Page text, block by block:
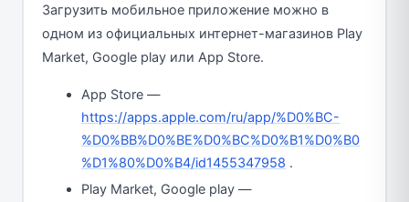
Загрузить мобильное приложение можно в
одном из официальных интернет-магазинов Play
Market, Google play или App Store.
App Store —
https://apps.apple.com/ru/app/%D0%BC-
%D0%BB%D0%BE%D0%BC%D0%B1%D0%B0
%D1%80%D0%B4/id1455347958 .
Play Market, Google play —